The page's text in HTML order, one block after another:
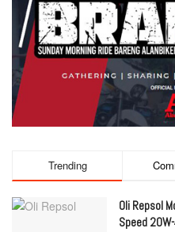
Trending
Oli Repsol
Speed